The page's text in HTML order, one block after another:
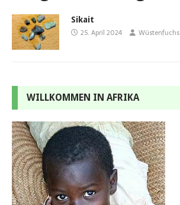
Sikait
25. April 2024 Wüstenfuchs
WILLKOMMEN IN AFRIKA